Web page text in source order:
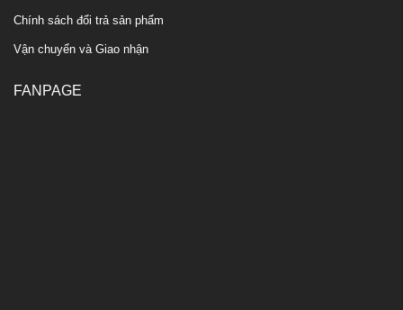
Chính sách đổi trả sản phẩm
Vận chuyển và Giao nhận
FANPAGE